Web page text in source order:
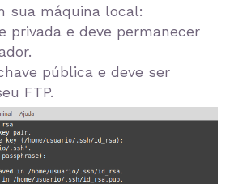
sua máquina local:
privada e deve permanecer
pública e deve ser
FTP.